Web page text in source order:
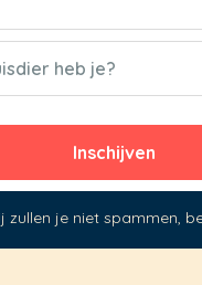
heb je?
zullen je niet spammen,